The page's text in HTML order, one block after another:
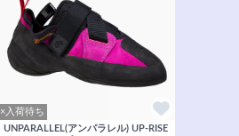
×入荷待ち
UNPARALLEL(アンパラレル) UP-RISE